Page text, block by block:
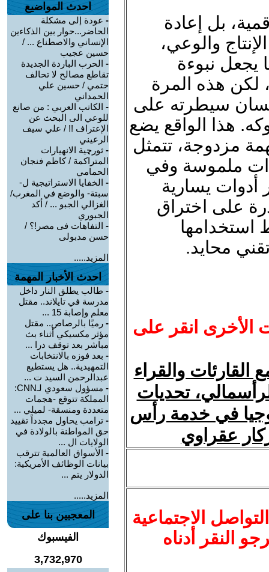
بل إعادة
والوعي،
يجعل نبوءة
لكن هذه المرة
سيطرته على
هذا الواقع يضع
مزدوجة، تتمثل
ملموسة وفي
أدوات يسارية
على اختراق
استخدامها
محايد.
الأخرى انقر على
والقراء
تحديات
في خدمة رأس
عقراوي
الاجتماعية
النقر أدناه
احدث المواضيع
- عودة إلى مشكلة
الحاضر...حوار بين الذكاءين
الإنساني والاصطناع ... /
حسين عجيب
- الحرب الباردة الجديدة
تقاطع مصالح لا تحالف
حتمي / حسين علي
الحمداني
- الكاتب العربي : من صانع
للوعي الى البحث عن
الإعتراف !! / علي سيف
الرعيني
- ثورچية الانهيارات
المتراكمة / كاظم فنجان
الحمامي
- الخفايا الاستراتيجية ل-
سبتة- والوضع في المغرب/
الغزالي الجبو ... / أكد
الجبوري
- التفاهات فى مصر!؟ /
حسن مدبولى
المزيد.....
احدث الأخبار المهمة
- طالب يطلق النار داخل
مدرسة في تايلاند.. مقتل
معلم وإصابة 15 ...
- رميًا بالرصاص.. مقتل
مؤثر مكسيكي أثناء بث
مباشر بعد توقف درا ...
- بعد فوزه بالانتخابات
التمهيدية.. هل يستطيع
عبدالرحمن السيد ت ...
-
مسؤول سعودي لـCNN:
المملكة تتوقع -هجمات
متعددة ومنسقة- لميلي ...
- ترامب يحاول مجدداً تقييد
حق المواطنة بالولادة في
الولايات ال ...
- الأسواق العالمية تترقب
بيانات الوظائف الأمريكية:
الدولار يتم ...
المزيد.....
المعجبين بنا على
الفيسبوك
3,732,970